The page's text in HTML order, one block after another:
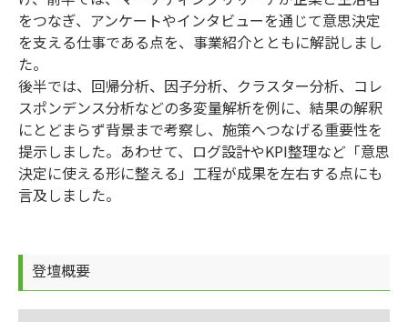
をつなぎ、アンケートやインタビューを通じて意思決定
を支える仕事である点を、事業紹介とともに解説しまし
た。
後半では、回帰分析、因子分析、クラスター分析、コレ
スポンデンス分析などの多変量解析を例に、結果の解釈
にとどまらず背景まで考察し、施策へつなげる重要性を
提示しました。あわせて、ログ設計やKPI整理など「意思
決定に使える形に整える」工程が成果を左右する点にも
言及しました。
登壇概要